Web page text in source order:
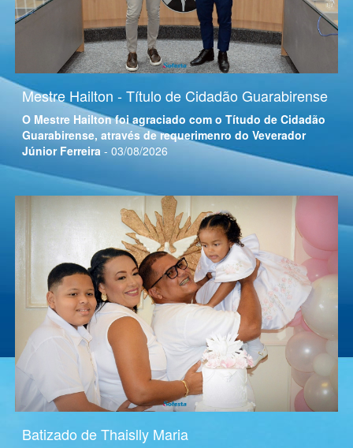
Mestre Hailton - Título de Cidadão Guarabirense
O Mestre Hailton foi agraciado com o Títudo de Cidadão
Guarabirense, através de requerimenro do Veverador
Júnior Ferreira - 03/08/2026
Batizado de Thaislly Maria